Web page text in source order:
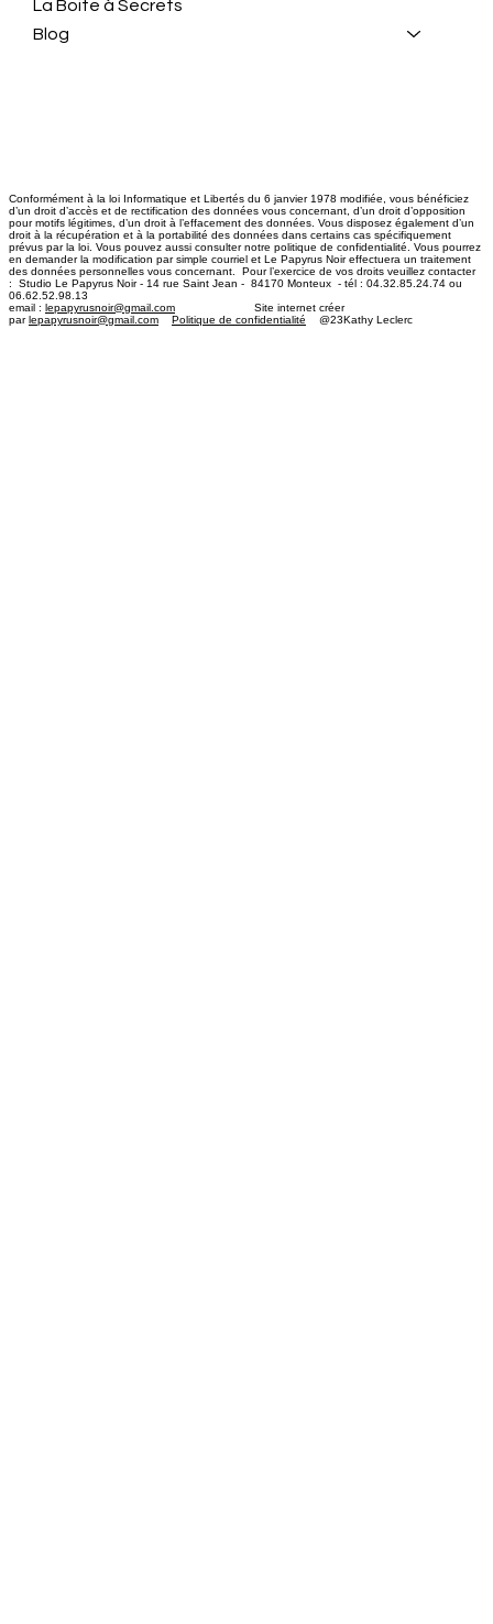
La Boite à Secrets
Blog
Conformément à la loi Informatique et Libertés du 6 janvier 1978 modifiée, vous bénéficiez
d’un droit d’accès et de rectification des données vous concernant, d’un droit d’opposition
pour motifs légitimes, d’un droit à l’effacement des données. Vous disposez également d’un
droit à la récupération et à la portabilité des données dans certains cas spécifiquement
prévus par la loi. Vous pouvez aussi consulter notre politique de confidentialité. Vous pourrez
en demander la modification par simple courriel et Le Papyrus Noir effectuera un traitement
des données personnelles vous concernant. Pour l’exercice de vos droits veuillez contacter
: Studio Le Papyrus Noir - 14 rue Saint Jean - 84170 Monteux - tél : 04.32.85.24.74 ou
06.62.52.98.13
email : lepapyrusnoir@gmail.com ​ Site internet créer
parlepapyrusnoir@gmail.com Politique de confidentialité @23Kathy Leclerc